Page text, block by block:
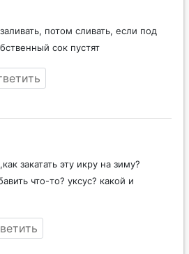
потом сливать, если под
сок пустят
закатать эту икру на зиму?
что-то? уксус? какой и